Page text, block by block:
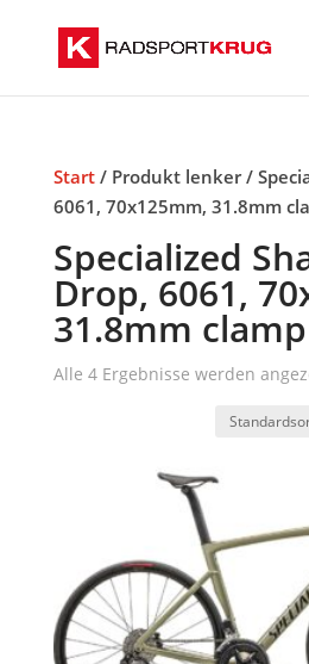
Start/ Produkt lenker /
6061, 70x125mm, 31.8mm
Specialized
Drop, 6061,
31.8mm clamp
Alle 4 Ergebnisse werden